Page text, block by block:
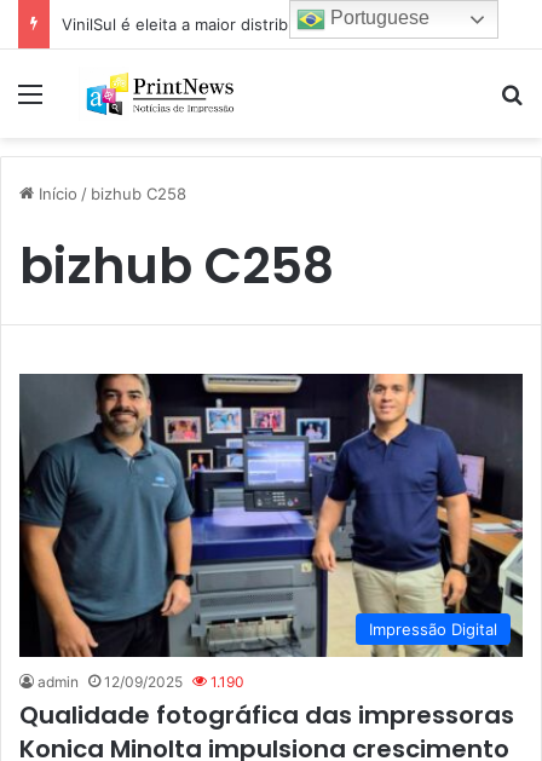
Menu
Início / bizhub C258
bizhub C258
Impressão Digital
admin 12/09/2025 1.190
Qualidade fotográfica das impressoras
Konica Minolta impulsiona crescimento
Portuguese